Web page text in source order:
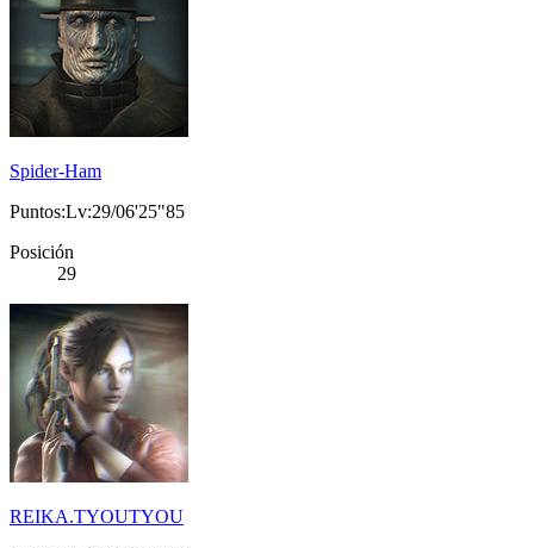
Spider-Ham
Puntos:Lv:29/06'25"85
Posición
29
REIKA.TYOUTYOU